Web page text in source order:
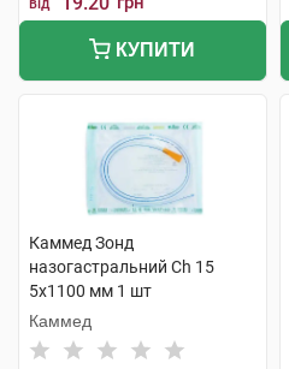
від
КУПИТИ
Каммед Зонд
назогастральний Ch 15
5х1100 мм 1 шт
Каммед